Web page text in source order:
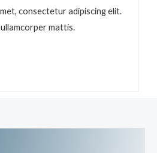
consectetur adipiscing elit.
mattis.